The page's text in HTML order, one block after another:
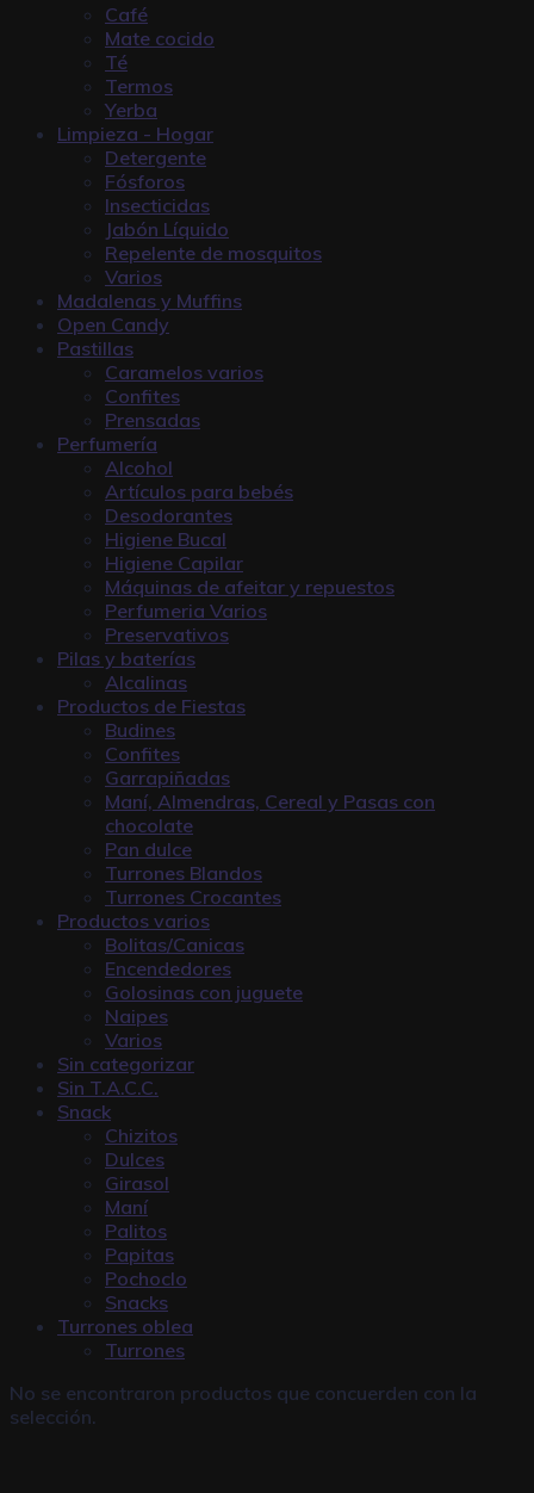
Café
Mate cocido
Té
Termos
Yerba
Limpieza - Hogar
Detergente
Fósforos
Insecticidas
Jabón Líquido
Repelente de mosquitos
Varios
Madalenas y Muffins
Open Candy
Pastillas
Caramelos varios
Confites
Prensadas
Perfumería
Alcohol
Artículos para bebés
Desodorantes
Higiene Bucal
Higiene Capilar
Máquinas de afeitar y repuestos
Perfumeria Varios
Preservativos
Pilas y baterías
Alcalinas
Productos de Fiestas
Budines
Confites
Garrapiñadas
Maní, Almendras, Cereal y Pasas con
chocolate
Pan dulce
Turrones Blandos
Turrones Crocantes
Productos varios
Bolitas/Canicas
Encendedores
Golosinas con juguete
Naipes
Varios
Sin categorizar
Sin T.A.C.C.
Snack
Chizitos
Dulces
Girasol
Maní
Palitos
Papitas
Pochoclo
Snacks
Turrones oblea
Turrones
No se encontraron productos que concuerden con la
selección.